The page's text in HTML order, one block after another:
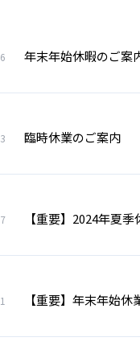
年末年始休暇のご案
臨時休業のご案内